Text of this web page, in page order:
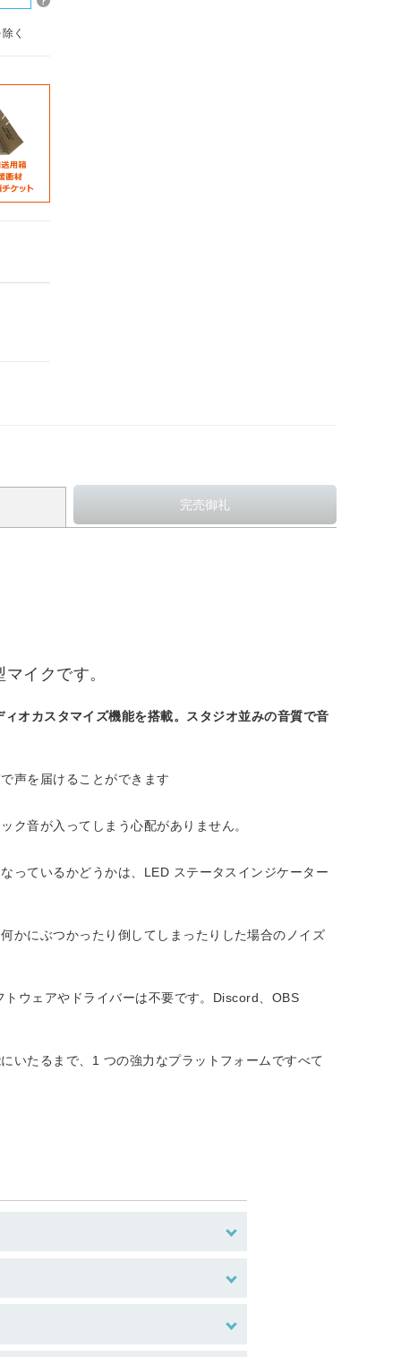
く
イクです。
オカスタマイズ機能を搭載。スタジオ並みの音質で音
声を届けることができます
ク音が入ってしまう心配がありません。
っているかどうかは、LED ステータスインジケーター
かにぶつかったり倒してしまったりした場合のノイズ
ウェアやドライバーは不要です。Discord、OBS
いたるまで、1 つの強力なプラットフォームですべて